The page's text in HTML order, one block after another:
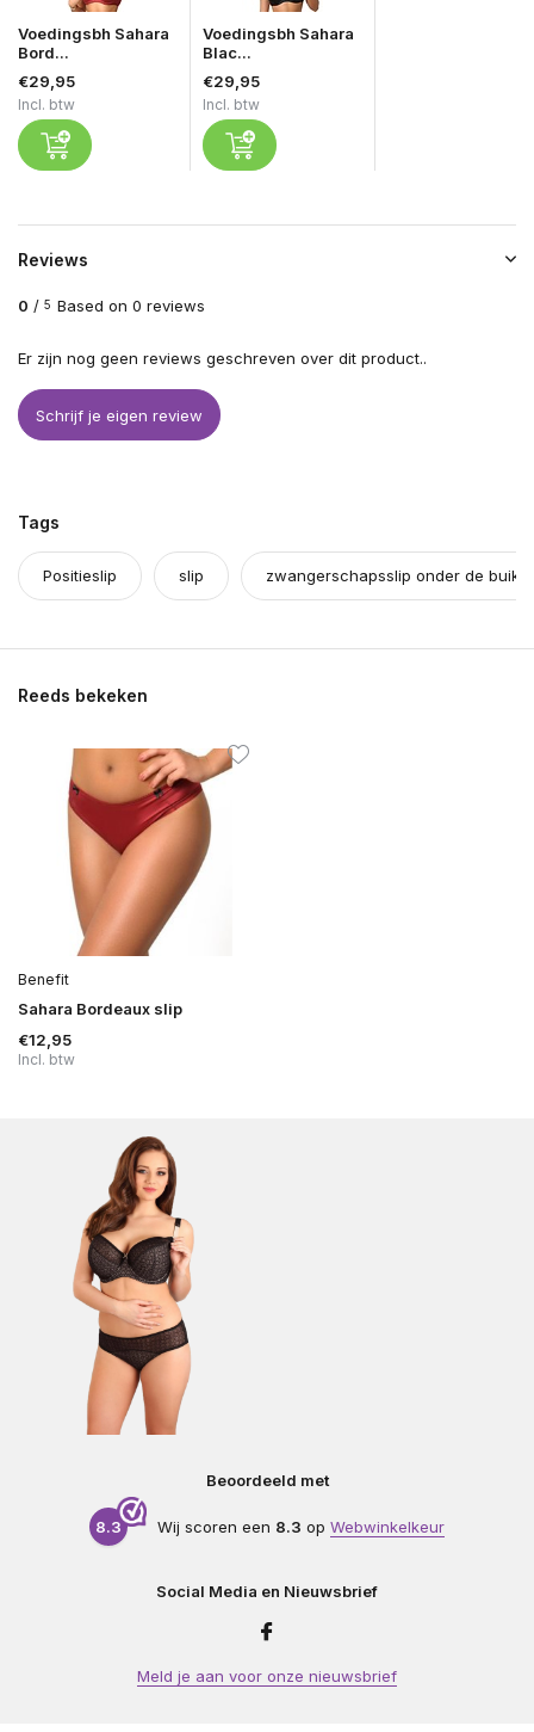
Voedingsbh Sahara
Bord...
€29,95
Incl. btw
Voedingsbh Sahara
Blac...
€29,95
Incl. btw
Reviews
0 / 5 Based on 0 reviews
Er zijn nog geen reviews geschreven over dit product..
Schrijf je eigen review
Tags
Positieslip slip zwangerschapsslip onder de buik
Reeds bekeken
Benefit
Sahara Bordeaux slip
€12,95
Incl. btw
Beoordeeld met
8.3 Wij scoren een 8.3 op Webwinkelkeur
Social Media en Nieuwsbrief
Meld je aan voor onze nieuwsbrief